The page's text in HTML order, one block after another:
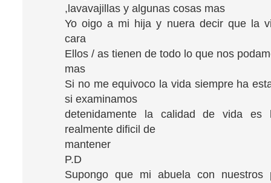
,lavavajillas y algunas cosas mas
Yo oigo a mi hija y nuera decir que la
cara
Ellos / as tienen de todo lo que nos
mas
Si no me equivoco la vida siempre ha
si examinamos
detenidamente la calidad de vida es
realmente dificil de
mantener
P.D
Supongo que mi abuela con nuestros